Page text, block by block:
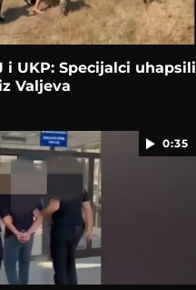
i UKP: Specijalci uhapsili
Valjeva
0:35